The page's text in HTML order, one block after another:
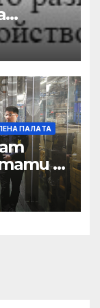
се
ПАЛAТА
в